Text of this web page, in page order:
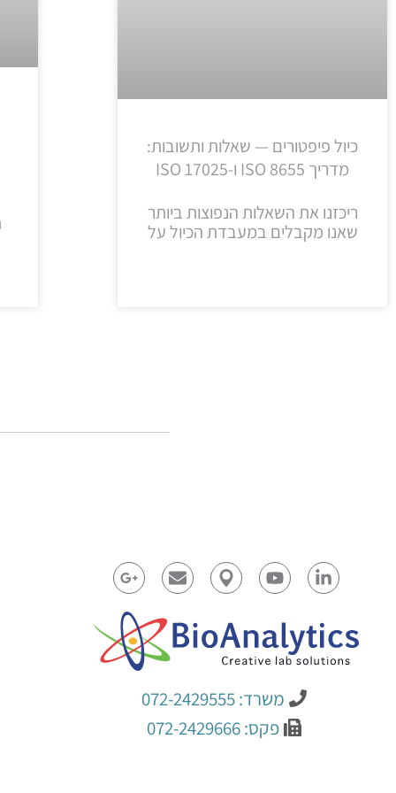
כיול פיפטורים — שאלות ותשובות:
מדריך ISO 8655 ו-ISO 17025
ריכזנו את השאלות הנפוצות ביותר
שאנו מקבלים במעבדת הכיול על
משרד: 072-2429555
פקס: 072-2429666